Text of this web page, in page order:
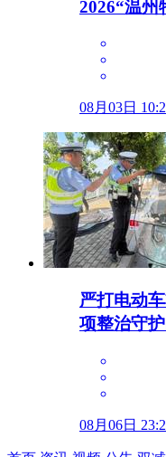
2026“温州
08月03日
严打电动
项整治守
08月06日